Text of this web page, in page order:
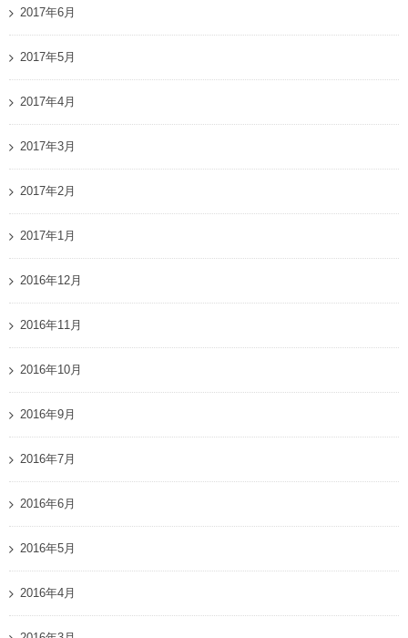
2017年6月
2017年5月
2017年4月
2017年3月
2017年2月
2017年1月
2016年12月
2016年11月
2016年10月
2016年9月
2016年7月
2016年6月
2016年5月
2016年4月